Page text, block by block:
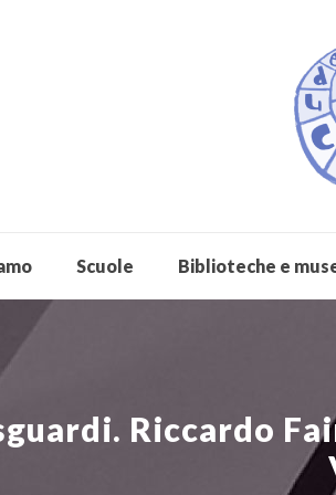
Scuole Biblioteche e
Riccardo